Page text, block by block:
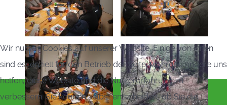
Wir nutzen Cookies auf unserer Website. Einige von ihnen
sind essenziell für den Betrieb der Seite, während andere uns
helfen, diese Website und die Nutzererfahrung zu
verbessern. Sie können selbst entscheiden, ob Sie die